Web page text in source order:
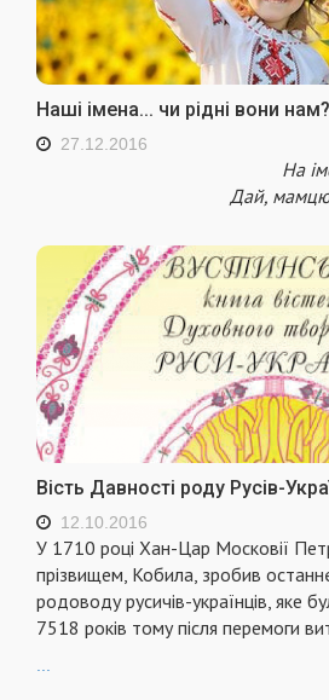
Наші імена... чи рідні вони нам?
27.12.2016
На
Дай,
Вість Давності роду Русів-
12.10.2016
У 1710 році Хан-Цар Московії
прізвищем, Кобила, зробив
родоводу русичів-українців, яке
7518 років тому після перемоги